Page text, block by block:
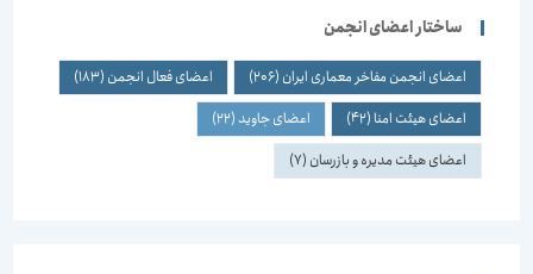
ساختار اعضای انجمن
اعضای انجمن مفاخر معماری ایران(206) اعضای فعال انجمن(183)
اعضای هیئت امنا (42) اعضای جاوید(22)
اعضای هیئت مدیره و بازرسان(7)